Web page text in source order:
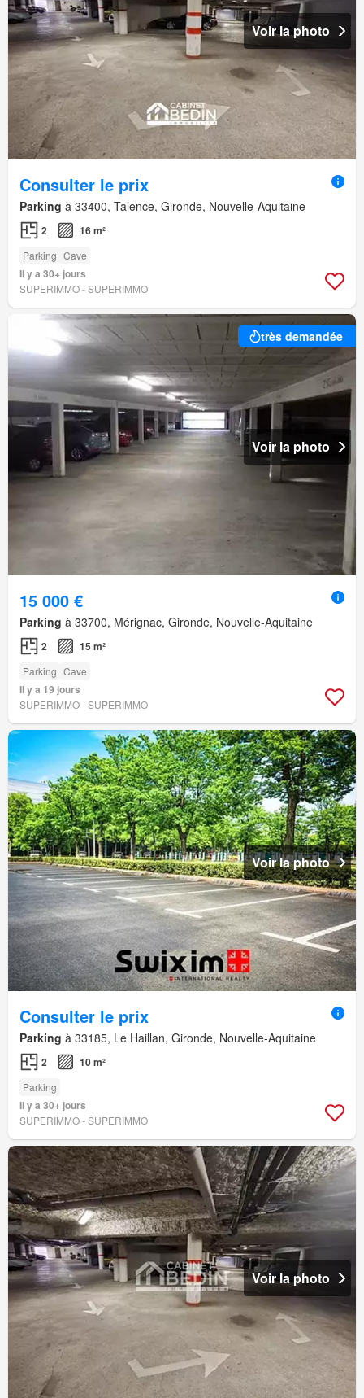
Voir la photo
Consulter le prix
Parking à 33400, Talence, Gironde, Nouvelle-Aquitaine
2 16 m²
Parking Cave
Il y a 30+ jours
SUPERIMMO - SUPERIMMO
très demandée
Voir la photo
15 000 €
Parking à 33700, Mérignac, Gironde, Nouvelle-Aquitaine
2 15 m²
Parking Cave
Il y a 19 jours
SUPERIMMO - SUPERIMMO
Voir la photo
Consulter le prix
Parking à 33185, Le Haillan, Gironde, Nouvelle-Aquitaine
2 10 m²
Parking
Il y a 30+ jours
SUPERIMMO - SUPERIMMO
Voir la photo